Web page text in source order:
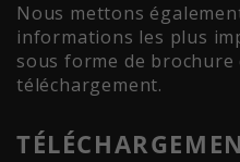
Nous mettons
informations les plus
sous forme de brochure
téléchargement.